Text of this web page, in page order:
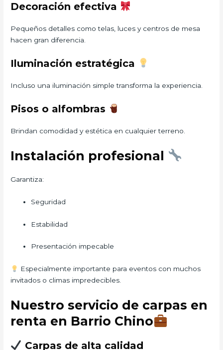
Decoración efectiva
Pequeños detalles como telas, luces y centros de mesa
hacen gran diferencia.
Iluminación estratégica
Incluso una iluminación simple transforma la experiencia.
Pisos o alfombras
Brindan comodidad y estética en cualquier terreno.
Instalación profesional
Garantiza:
Seguridad
Estabilidad
Presentación impecable
Especialmente importante para eventos con muchos
invitados o climas impredecibles.
Nuestro servicio de carpas en
renta en Barrio Chino
Carpas de alta calidad